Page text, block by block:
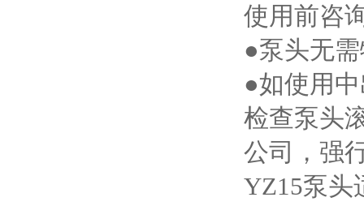
使用前咨
●泵头无
●如使用
检查泵头
公司，强
YZ15泵头